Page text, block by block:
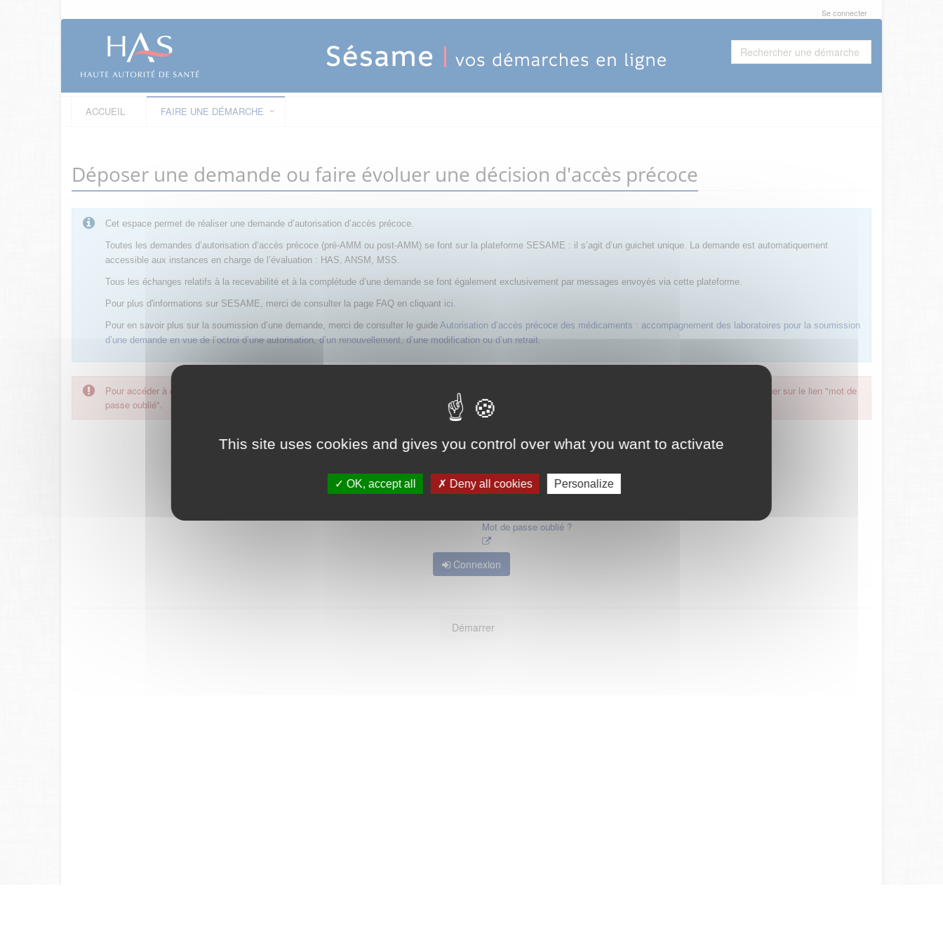
This site uses cookies and gives you control over what you want to activate
OK, accept all Deny all cookies Personalize
Se connecter
ACCUEIL FAIRE UNE DÉMARCHE
Déposer une demande ou faire évoluer une décision d'accès précoce
Cet espace permet de réaliser une demande d’autorisation d’accès précoce.
Toutes les demandes d’autorisation d’accès précoce (pré-AMM ou post-AMM) se font sur la plateforme SESAME : il s’agit d’un guichet unique. La demande est automatiquement
accessible aux instances en charge de l’évaluation : HAS, ANSM, MSS.
Tous les échanges relatifs à la recevabilité et à la complétude d’une demande se font également exclusivement par messages envoyés via cette plateforme.
Pour plus d'informations sur SESAME, merci de consulter la page FAQ en cliquant ici.
Pour en savoir plus sur la soumission d’une demande, merci de consulter le guide Autorisation d’accès précoce des médicaments : accompagnement des laboratoires pour la soumission
d’une demande en vue de l’octroi d’une autorisation, d’un renouvellement, d’une modification ou d’un retrait.
Pour accéder à ce formulaire, merci d'utiliser votre mot de passe d'accès aux applications de la HAS. Dans le cas où vous l'auriez oublié, nous vous invitons à cliquer sur le lien "mot de
passe oublié".
Mot de passe oublié ?
Connexion
Démarrer